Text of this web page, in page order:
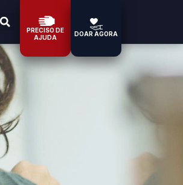
PRECISO DE
AJUDA
DOAR AGORA